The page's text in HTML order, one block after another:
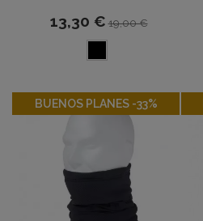
13,30 € 19,00 €
BUENOS PLANES -33%-33%